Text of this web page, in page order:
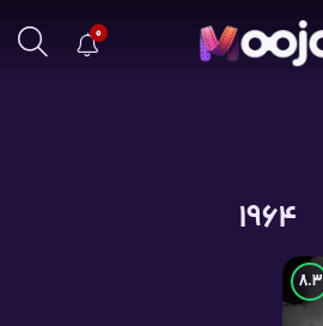
0
1964
8.3